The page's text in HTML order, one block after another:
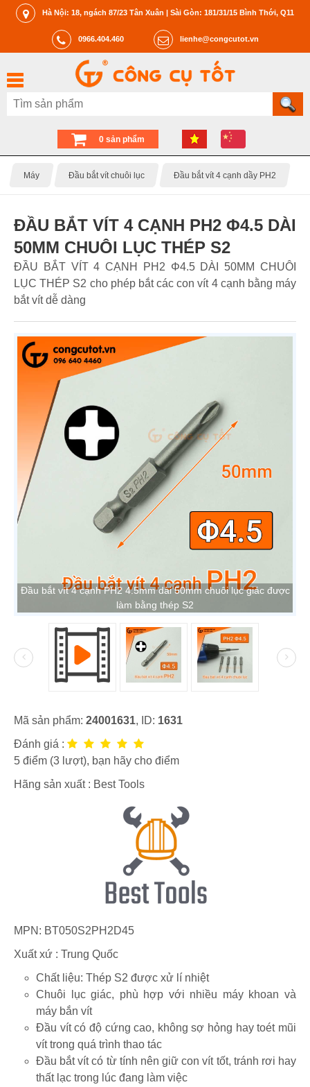
Hà Nội: 18, ngách 87/23 Tân Xuân | Sài Gòn: 181/31/15 Bình Thới, Q11
0966.404.460 lienhe@congcutot.vn
0 sản phẩm
Máy Đầu bắt vít chuôi lục Đầu bắt vít 4 cạnh dầy PH2
ĐẦU BẮT VÍT 4 CẠNH PH2 Φ4.5 DÀI
50MM CHUÔI LỤC THÉP S2
ĐẦU BẮT VÍT 4 CẠNH PH2 Φ4.5 DÀI 50MM CHUÔI
LỤC THÉP S2 cho phép bắt các con vít 4 cạnh bằng máy
bắt vít dễ dàng
Đầu bắt vít 4 cạnh PH2 4.5mm dài 50mm chuôi lục giác được
làm bằng thép S2
Mã sản phẩm: 24001631, ID: 1631
Đánh giá :
5 điểm (3 lượt), bạn hãy cho điểm
Hãng sản xuất : Best Tools
MPN: BT050S2PH2D45
Xuất xứ : Trung Quốc
Chất liệu: Thép S2 được xử lí nhiệt
Chuôi lục giác, phù hợp với nhiều máy khoan và
máy bắn vít
Đầu vít có độ cứng cao, không sợ hỏng hay toét mũi
vít trong quá trình thao tác
Đầu bắt vít có từ tính nên giữ con vít tốt, tránh rơi hay
thất lạc trong lúc đang làm việc